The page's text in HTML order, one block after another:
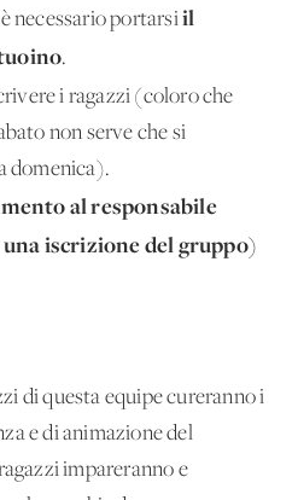
necessario portarsiil
.
i ragazzi (coloro che
non serve che si
domenica).
al responsabile
una iscrizione del gruppo)
di questa equipe cureranno i
e di animazione del
impareranno e